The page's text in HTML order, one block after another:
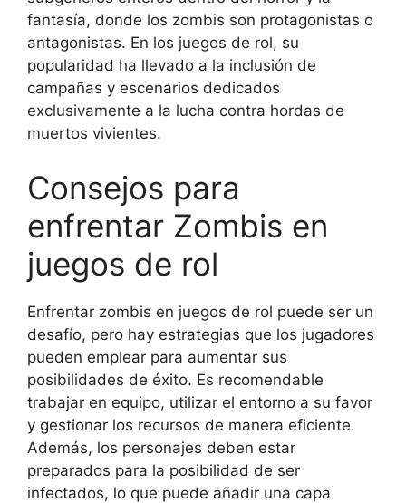
fantasía, donde los zombis son protagonistas o
antagonistas. En los juegos de rol, su
popularidad ha llevado a la inclusión de
campañas y escenarios dedicados
exclusivamente a la lucha contra hordas de
muertos vivientes.
Consejos para
enfrentar Zombis en
juegos de rol
Enfrentar zombis en juegos de rol puede ser un
desafío, pero hay estrategias que los jugadores
pueden emplear para aumentar sus
posibilidades de éxito. Es recomendable
trabajar en equipo, utilizar el entorno a su favor
y gestionar los recursos de manera eficiente.
Además, los personajes deben estar
preparados para la posibilidad de ser
infectados, lo que puede añadir una capa